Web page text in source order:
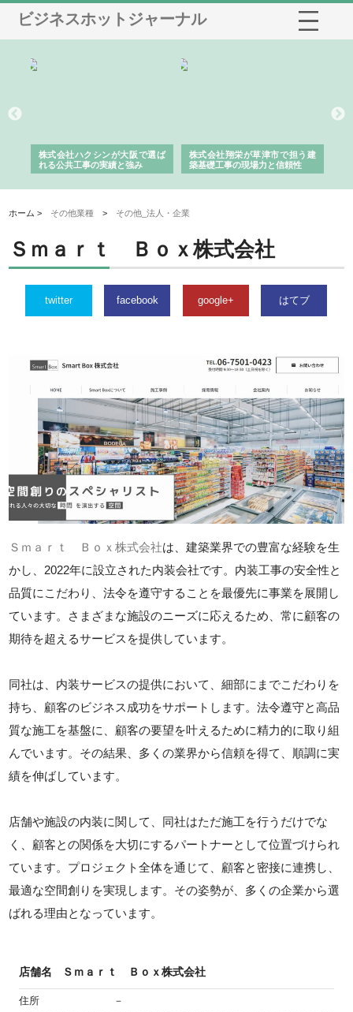
ビジネスホットジャーナル
株式会社ハクシンが大阪で選ば
れる公共工事の実績と強み
株式会社翔栄が草津市で担う建
築基礎工事の現場力と信頼性
ホーム > その他業種 > その他_法人・企業
Ｓｍａｒｔ Ｂｏｘ株式会社
twitter facebook google+ はてブ
Ｓｍａｒｔ Ｂｏｘ株式会社は、建築業界での豊富な経験を生
かし、2022年に設立された内装会社です。内装工事の安全性と
品質にこだわり、法令を遵守することを最優先に事業を展開し
ています。さまざまな施設のニーズに応えるため、常に顧客の
期待を超えるサービスを提供しています。
同社は、内装サービスの提供において、細部にまでこだわりを
持ち、顧客のビジネス成功をサポートします。法令遵守と高品
質な施工を基盤に、顧客の要望を叶えるために精力的に取り組
んでいます。その結果、多くの業界から信頼を得て、順調に実
績を伸ばしています。
店舗や施設の内装に関して、同社はただ施工を行うだけでな
く、顧客との関係を大切にするパートナーとして位置づけられ
ています。プロジェクト全体を通じて、顧客と密接に連携し、
最適な空間創りを実現します。その姿勢が、多くの企業から選
ばれる理由となっています。
店舗名 Ｓｍａｒｔ Ｂｏｘ株式会社
住所 －